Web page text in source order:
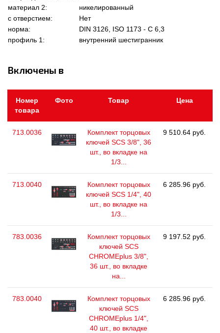
материал 2:
никелированный
с отверстием:
Нет
норма:
DIN 3126, ISO 1173 - C 6,3
профиль 1:
внутренний шестигранник
Включены в
Номер
товара
Фото Товар Цена
713.0036
Комплект торцовых
ключей SCS 3/8", 36
шт., во вкладке на
1/3...
9 510.64 руб.
713.0040
Комплект торцовых
ключей SCS 1/4", 40
шт., во вкладке на
1/3...
6 285.96 руб.
783.0036
Комплект торцовых
ключей SCS
CHROMEplus 3/8",
36 шт., во вкладке
на...
9 197.52 руб.
783.0040
Комплект торцовых
ключей SCS
CHROMEplus 1/4",
40 шт., во вкладке
6 285.96 руб.